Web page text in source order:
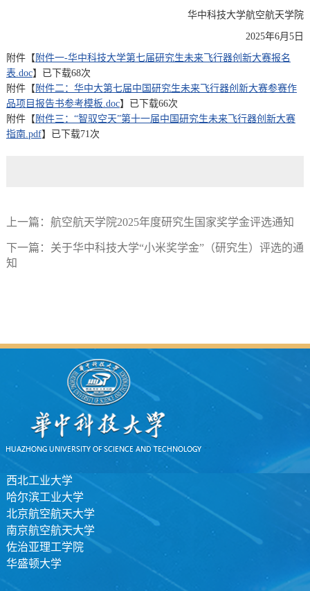
华中科技大学航空航天学院
2025年6月5日
附件【 附件一-华中科技大学第七届研究生未来飞行器创新大赛报名
表.doc】已下载68次
附件【 附件二：华中大第七届中国研究生未来飞行器创新大赛参赛作
品项目报告书参考模板.doc】已下载66次
附件【 附件三：“智驭空天”第十一届中国研究生未来飞行器创新大赛
指南.pdf】已下载71次
上一篇： 航空航天学院2025年度研究生国家奖学金评选通知
下一篇： 关于华中科技大学“小米奖学金”（研究生）评选的通
知
西北工业大学
哈尔滨工业大学
北京航空航天大学
南京航空航天大学
佐治亚理工学院
华盛顿大学